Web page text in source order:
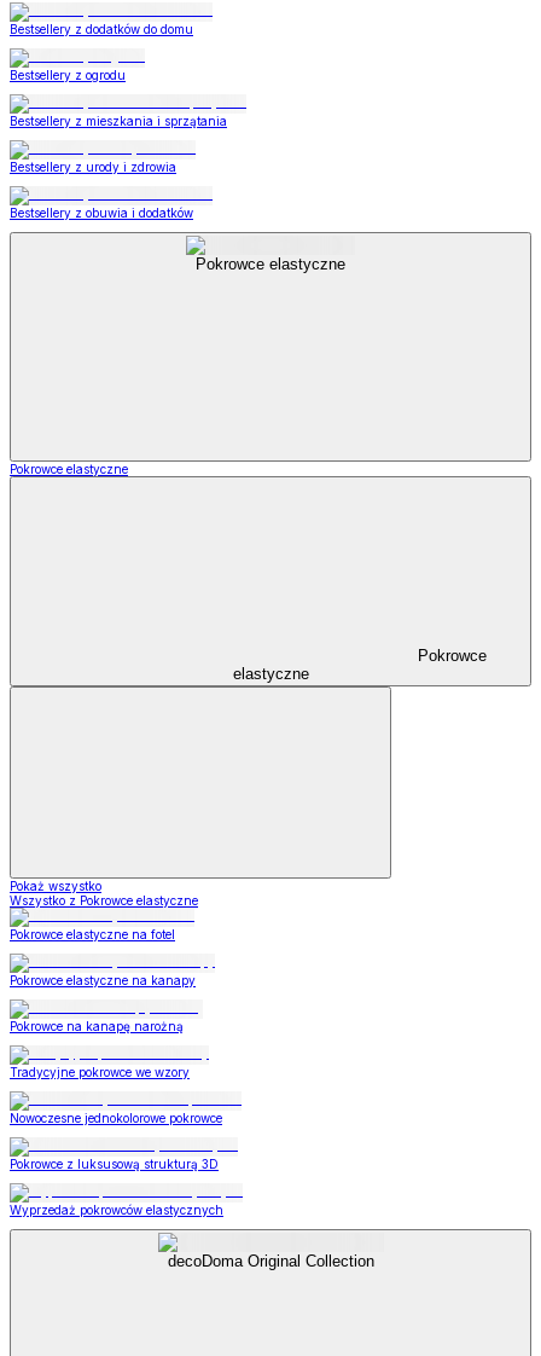
Bestsellery z dodatków do domu
Bestsellery z ogrodu
Bestsellery z mieszkania i sprzątania
Bestsellery z urody i zdrowia
Bestsellery z obuwia i dodatków
Pokrowce elastyczne
Pokrowce elastyczne
Pokrowce
elastyczne
Pokaż wszystko
Wszystko z Pokrowce elastyczne
Pokrowce elastyczne na fotel
Pokrowce elastyczne na kanapy
Pokrowce na kanapę narożną
Tradycyjne pokrowce we wzory
Nowoczesne jednokolorowe pokrowce
Pokrowce z luksusową strukturą 3D
Wyprzedaż pokrowców elastycznych
decoDoma Original Collection